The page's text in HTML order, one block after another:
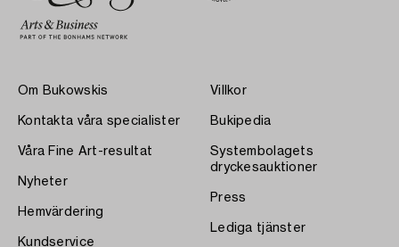
Om Bukowskis
Kontakta våra specialister
Våra Fine Art-resultat
Nyheter
Hemvärdering
Kundservice
Villkor
Bukipedia
Systembolagets
dryckesauktioner
Press
Lediga tjänster